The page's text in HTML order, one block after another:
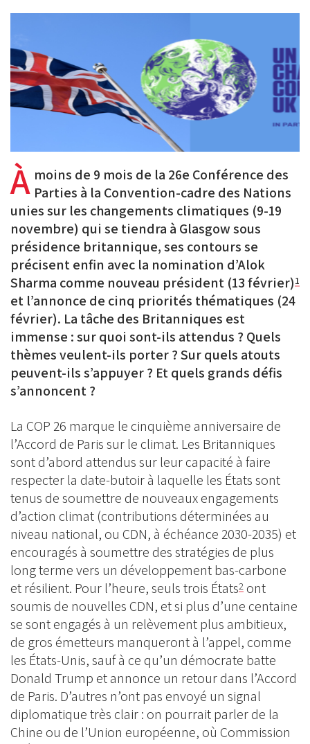
on
À moins de 9 mois de la 26e Conférence des
Parties à la Convention-cadre des Nations
unies sur les changements climatiques (9-19
novembre) qui se tiendra à Glasgow sous
présidence britannique, ses contours se
précisent enfin avec la nomination d’Alok
Sharma comme nouveau président (13 février)1
et l’annonce de cinq priorités thématiques (24
février). La tâche des Britanniques est
immense : sur quoi sont-ils attendus ? Quels
thèmes veulent-ils porter ? Sur quels atouts
peuvent-ils s’appuyer ? Et quels grands défis
s’annoncent ?
La COP 26 marque le cinquième anniversaire de
l’Accord de Paris sur le climat. Les Britanniques
sont d’abord attendus sur leur capacité à faire
respecter la date-butoir à laquelle les États sont
tenus de soumettre de nouveaux engagements
d’action climat (contributions déterminées au
niveau national, ou CDN, à échéance 2030-2035) et
encouragés à soumettre des stratégies de plus
long terme vers un développement bas-carbone
et résilient. Pour l’heure, seuls trois États2 ont
soumis de nouvelles CDN, et si plus d’une centaine
se sont engagés à un relèvement plus ambitieux,
de gros émetteurs manqueront à l’appel, comme
les États-Unis, sauf à ce qu’un démocrate batte
Donald Trump et annonce un retour dans l’Accord
de Paris. D’autres n’ont pas envoyé un signal
diplomatique très clair : on pourrait parler de la
Chine ou de l’Union européenne, où Commission